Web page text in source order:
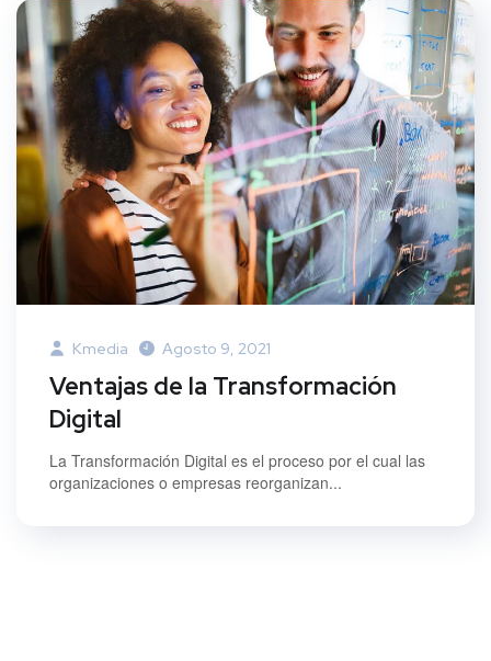
Kmedia Agosto 9, 2021
Ventajas de la Transformación
Digital
La Transformación Digital es el proceso por el cual las
organizaciones o empresas reorganizan...